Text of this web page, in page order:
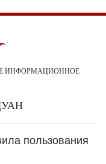
ИНФОРМАЦИОННОЕ
пользования